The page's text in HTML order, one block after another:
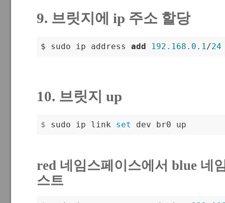
9. 브릿지에 ip 주소 할당
$ sudo ip address add 192.168 .0 .1/24
10. 브릿지 up
$ sudo ip link set dev br0 up
red 네임스페이스에서 blue 네
스트